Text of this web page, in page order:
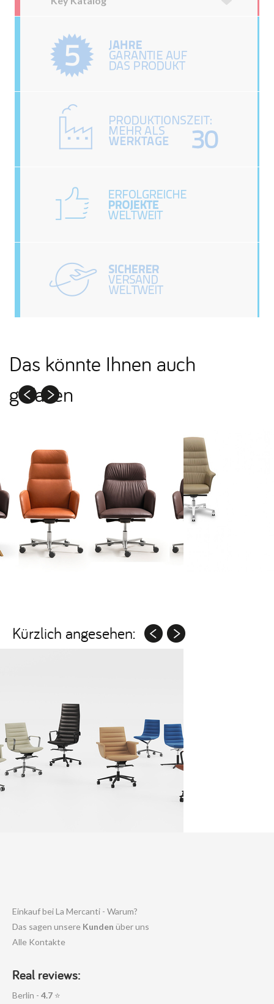
Das könnte Ihnen auch
gefallen
Kürzlich angesehen:
Einkauf bei La Mercanti - Warum?
Das sagen unsere Kunden über uns
Alle Kontakte
Real reviews:
Berlin - 4.7 ⭐